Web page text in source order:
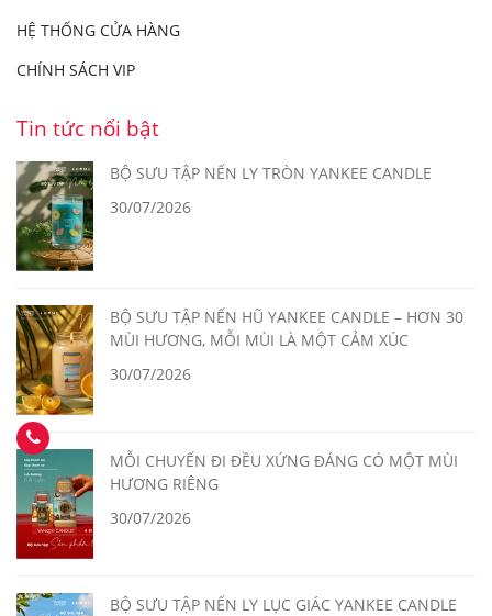
HỆ THỐNG CỬA HÀNG
CHÍNH SÁCH VIP
Tin tức nổi bật
BỘ SƯU TẬP NẾN LY TRÒN YANKEE CANDLE
30/07/2026
BỘ SƯU TẬP NẾN HŨ YANKEE CANDLE – HƠN 30
MÙI HƯƠNG, MỖI MÙI LÀ MỘT CẢM XÚC
30/07/2026
MỖI CHUYẾN ĐI ĐỀU XỨNG ĐÁNG CÓ MỘT MÙI
HƯƠNG RIÊNG
30/07/2026
BỘ SƯU TẬP NẾN LY LỤC GIÁC YANKEE CANDLE